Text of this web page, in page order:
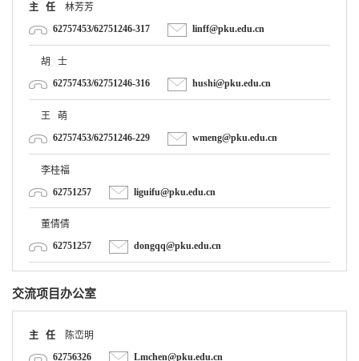
62757453/62751246-317
胡 士
62757453/62751246-316
王 萌
62757453/62751246-229
李桂福
62751257
董倩倩
62751257
62756326